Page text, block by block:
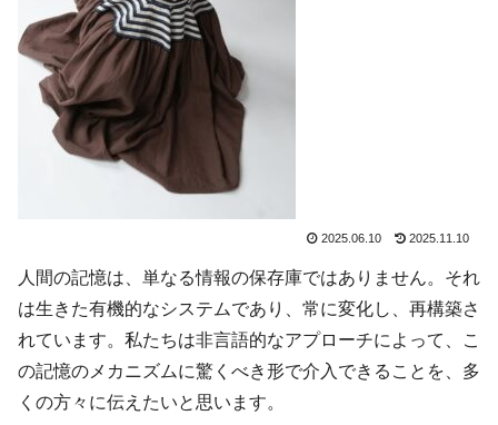
2025.06.10 2025.11.10
人間の記憶は、単なる情報の保存庫ではありません。それ
は生きた有機的なシステムであり、常に変化し、再構築さ
れています。私たちは非言語的なアプローチによって、こ
の記憶のメカニズムに驚くべき形で介入できることを、多
くの方々に伝えたいと思います。